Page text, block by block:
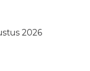
2026